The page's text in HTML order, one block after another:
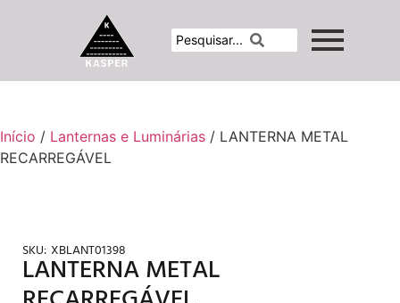
Início / Lanternas e Luminárias / LANTERNA METAL
RECARREGÁVEL
SKU: XBLANT01398
LANTERNA METAL